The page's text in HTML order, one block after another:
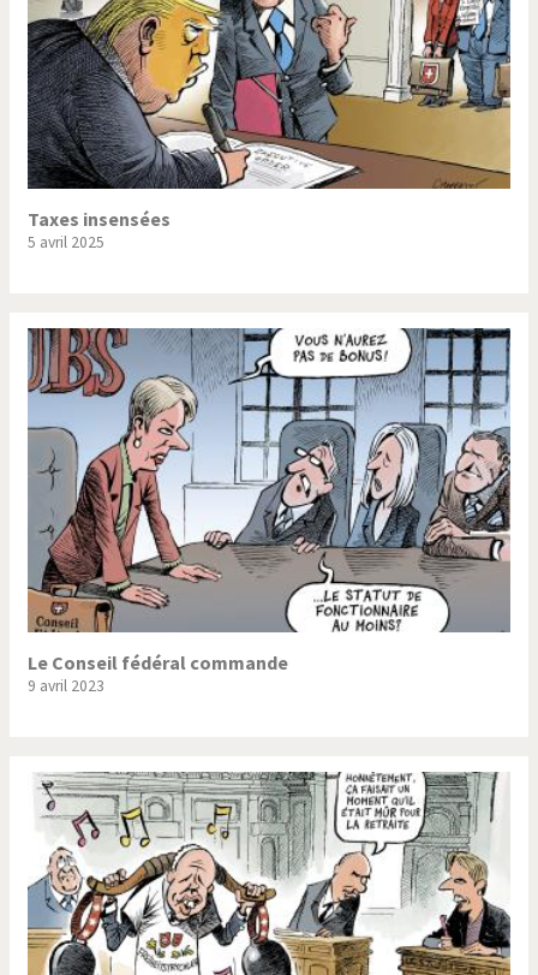
Taxes insensées
5 avril 2025
Le Conseil fédéral commande
9 avril 2023